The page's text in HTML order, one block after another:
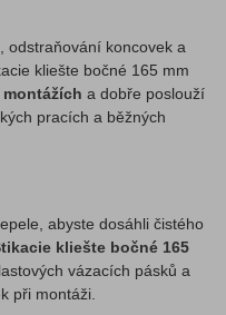
, odstraňování koncovek a
kliešte bočné 165 mm
a dobře poslouží
pracích a běžných
abyste dosáhli čistého
kliešte bočné 165
vázacích pásků a
při montáži.